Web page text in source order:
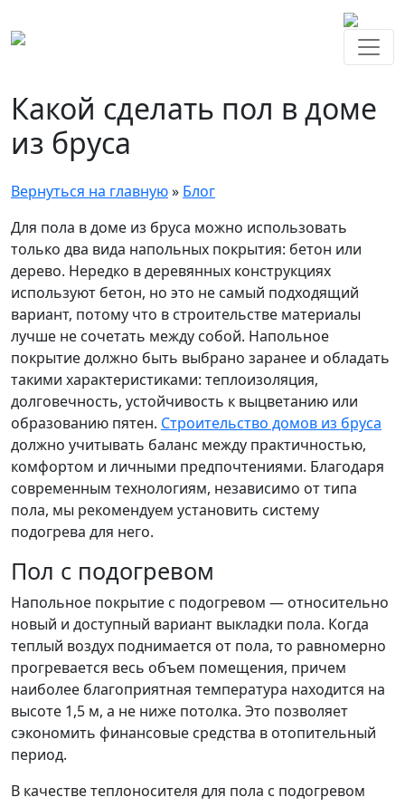
Какой сделать пол в доме
из бруса
Вернуться на главную» Блог
Для пола в доме из бруса можно использовать
только два вида напольных покрытия: бетон или
дерево. Нередко в деревянных конструкциях
используют бетон, но это не самый подходящий
вариант, потому что в строительстве материалы
лучше не сочетать между собой. Напольное
покрытие должно быть выбрано заранее и обладать
такими характеристиками: теплоизоляция,
долговечность, устойчивость к выцветанию или
образованию пятен. Строительство домов из бруса
должно учитывать баланс между практичностью,
комфортом и личными предпочтениями. Благодаря
современным технологиям, независимо от типа
пола, мы рекомендуем установить систему
подогрева для него.
Пол с подогревом
Напольное покрытие с подогревом — относительно
новый и доступный вариант выкладки пола. Когда
теплый воздух поднимается от пола, то равномерно
прогревается весь объем помещения, причем
наиболее благоприятная температура находится на
высоте 1,5 м, а не ниже потолка. Это позволяет
сэкономить финансовые средства в отопительный
период.
В качестве теплоносителя для пола с подогревом